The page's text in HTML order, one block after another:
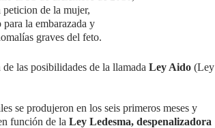
peticion de la mujer,
la embarazada y
graves del feto.
las posibilidades de la llamada Ley Aido (Ley
se produjeron en los seis primeros meses y
función de la Ley Ledesma, despenalizadora